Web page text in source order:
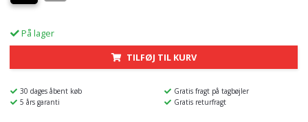
På lager
TILFØJ TIL KURV
30 dages åbent køb
Gratis fragt på tagbøjler
5 års garanti
Gratis returfragt